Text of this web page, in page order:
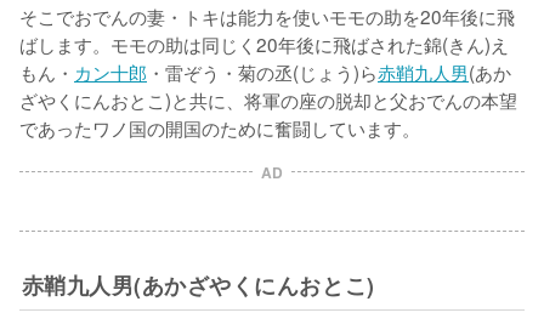
そこでおでんの妻・トキは能力を使いモモの助を20年後に飛
ばします。モモの助は同じく20年後に飛ばされた錦(きん)え
もん・ カン十郎 ・雷ぞう・菊の丞(じょう)ら赤鞘九人男(あか
ざやくにんおとこ)と共に、将軍の座の脱却と父おでんの本望
であったワノ国の開国のために奮闘しています。
AD
赤鞘九人男(あかざやくにんおとこ)